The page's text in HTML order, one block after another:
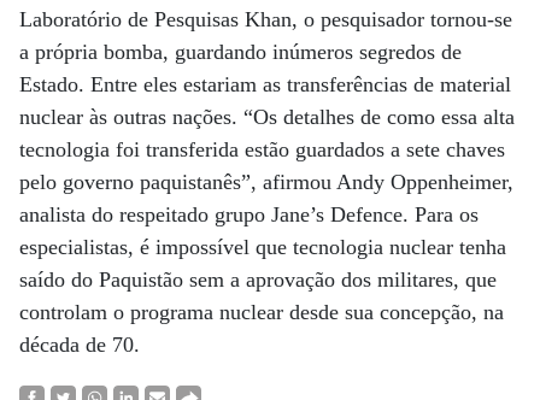
Laboratório de Pesquisas Khan, o pesquisador tornou-se
a própria bomba, guardando inúmeros segredos de
Estado. Entre eles estariam as transferências de material
nuclear às outras nações. “Os detalhes de como essa alta
tecnologia foi transferida estão guardados a sete chaves
pelo governo paquistanês”, afirmou Andy Oppenheimer,
analista do respeitado grupo Jane’s Defence. Para os
especialistas, é impossível que tecnologia nuclear tenha
saído do Paquistão sem a aprovação dos militares, que
controlam o programa nuclear desde sua concepção, na
década de 70.